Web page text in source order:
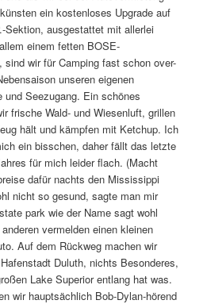
ein kostenloses Upgrade auf
Sektion, ausgestattet mit allerlei
einem fetten BOSE-
wir für Camping fast schon over-
unseren eigenen
Seezugang. Ein schönes
frische Wald- und Wiesenluft, grillen
hält und kämpfen mit Ketchup. Ich
ein bisschen, daher fällt das letzte
für mich leider flach. (Macht
dafür nachts den Mississippi
nicht so gesund, sagte man mir
park wie der Name sagt wohl
vermelden einen kleinen
Auf dem Rückweg machen wir
Duluth, nichts Besonderes,
Lake Superior entlang hat was.
wir hauptsächlich Bob-Dylan-hörend